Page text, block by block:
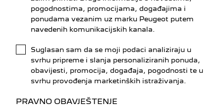
pogodnostima, promocijama, događajima i
ponudama vezanim uz marku Peugeot putem
navedenih komunikacijskih kanala.
Suglasan sam da se moji podaci analiziraju u
svrhu pripreme i slanja personaliziranih ponuda,
obavijesti, promocija, događaja, pogodnosti te u
svrhu provođenja marketinških istraživanja.
PRAVNO OBAVJEŠTENJE